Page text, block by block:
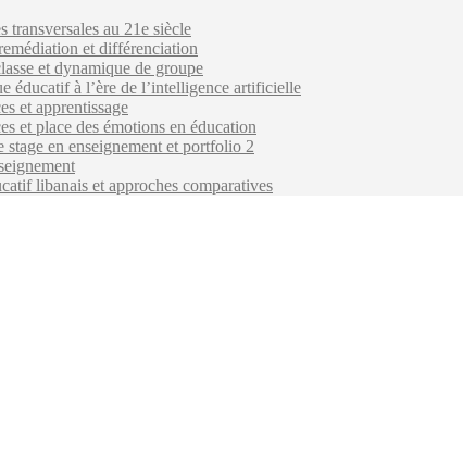
transversales au 21e siècle
et différenciation
et dynamique de groupe
éducatif à l’ère de l’intelligence artificielle
et apprentissage
et place des émotions en éducation
stage en enseignement et portfolio 2
libanais et approches comparatives